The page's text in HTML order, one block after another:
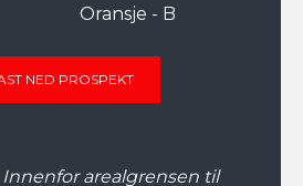
Oransje - B
NED PROSPEKT
Innenfor arealgrensen til